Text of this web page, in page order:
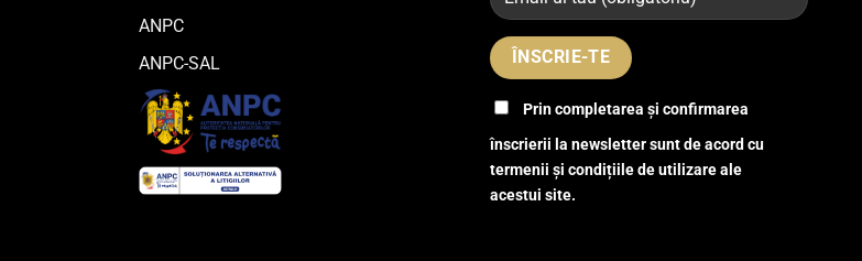
ANPC
ANPC-SAL
Prin completarea și confirmarea
înscrierii la newsletter sunt de acord cu
termenii și condițiile de utilizare ale
acestui site.